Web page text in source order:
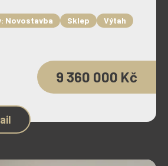
Novostavba Sklep
Výtah
9 360 000 Kč